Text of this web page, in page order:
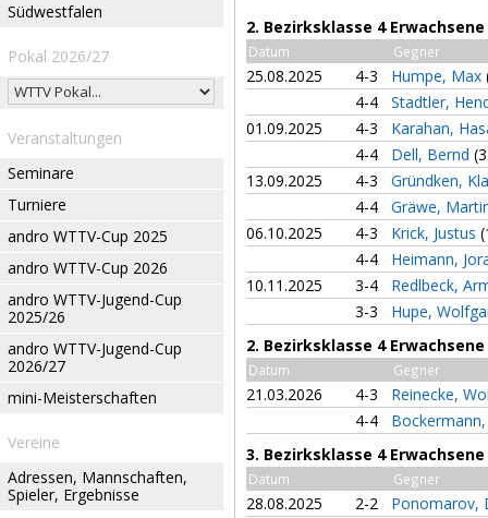
Südwestfalen
Pokal 2026/27
Veranstaltungen
Seminare
Turniere
andro WTTV-Cup 2025
andro WTTV-Cup 2026
andro WTTV-Jugend-Cup
2025/26
andro WTTV-Jugend-Cup
2026/27
mini-Meisterschaften
Vereine
Adressen, Mannschaften,
Spieler, Ergebnisse
2. Bezirksklasse 4
Datum Gegner
25.08.2025 4-3 Humpe, Max
4-4
Stadtler,
01.09.2025
4-3
Karahan,
4-4
Dell, Bernd
13.09.2025
4-3
Gründken,
4-4
Gräwe,
06.10.2025
4-3 Krick, Justus
4-4
Heimann,
10.11.2025
3-4
Redlbeck,
3-3
Hupe,
2. Bezirksklasse 4
Datum Gegner
21.03.2026 4-3
Reinecke,
4-4
3. Bezirksklasse 4
Datum Gegner
28.08.2025 2-2
Ponomarov,